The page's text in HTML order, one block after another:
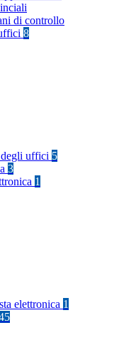
di controllo
8
uffici 5
3
1
elettronica 1